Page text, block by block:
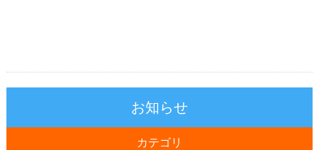
お知らせ
カテゴリ